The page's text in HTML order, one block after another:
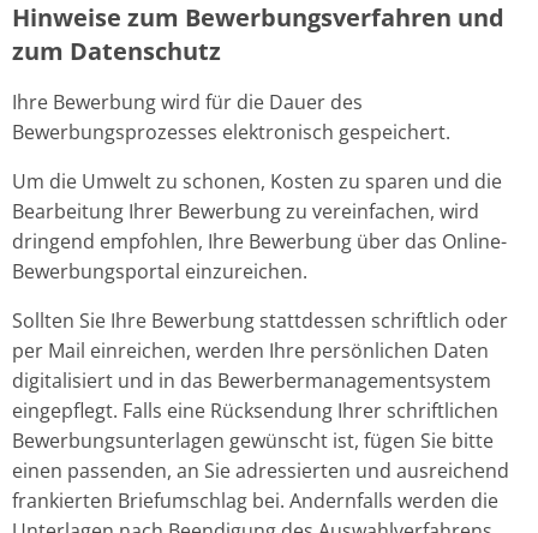
Hinweise zum Bewerbungsverfahren und
zum Datenschutz
Ihre Bewerbung wird für die Dauer des
Bewerbungsprozesses elektronisch gespeichert.
Um die Umwelt zu schonen, Kosten zu sparen und die
Bearbeitung Ihrer Bewerbung zu vereinfachen, wird
dringend empfohlen, Ihre Bewerbung über das Online-
Bewerbungsportal einzureichen.
Sollten Sie Ihre Bewerbung stattdessen schriftlich oder
per Mail einreichen, werden Ihre persönlichen Daten
digitalisiert und in das Bewerbermanagementsystem
eingepflegt. Falls eine Rücksendung Ihrer schriftlichen
Bewerbungsunterlagen gewünscht ist, fügen Sie bitte
einen passenden, an Sie adressierten und ausreichend
frankierten Briefumschlag bei. Andernfalls werden die